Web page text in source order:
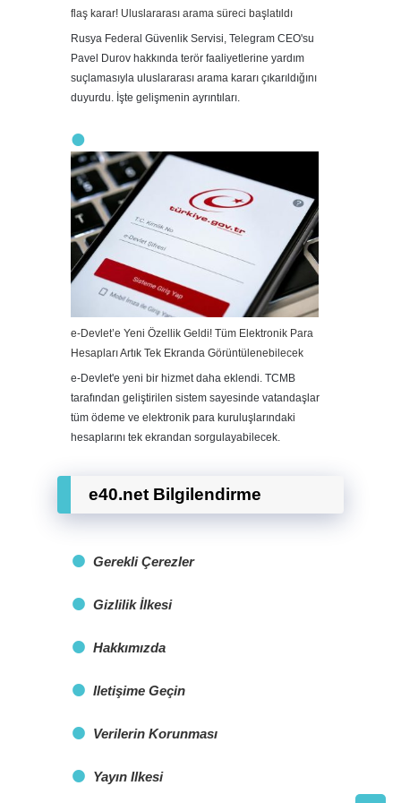
flaş karar! Uluslararası arama süreci başlatıldı
Rusya Federal Güvenlik Servisi, Telegram CEO'su
Pavel Durov hakkında terör faaliyetlerine yardım
suçlamasıyla uluslararası arama kararı çıkarıldığını
duyurdu. İşte gelişmenin ayrıntıları.
e-Devlet’e Yeni Özellik Geldi! Tüm Elektronik Para
Hesapları Artık Tek Ekranda Görüntülenebilecek
e-Devlet'e yeni bir hizmet daha eklendi. TCMB
tarafından geliştirilen sistem sayesinde vatandaşlar
tüm ödeme ve elektronik para kuruluşlarındaki
hesaplarını tek ekrandan sorgulayabilecek.
e40.net Bilgilendirme
Gerekli Çerezler
Gizlilik İlkesi
Hakkımızda
Iletişime Geçin
Verilerin Korunması
Yayın Ilkesi